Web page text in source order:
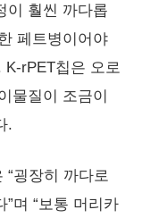
이 훨씬 까다롭
페트병이어야
rPET칩은 오로
물질이 조금이
.
“굉장히 까다로
며 “보통 머리카